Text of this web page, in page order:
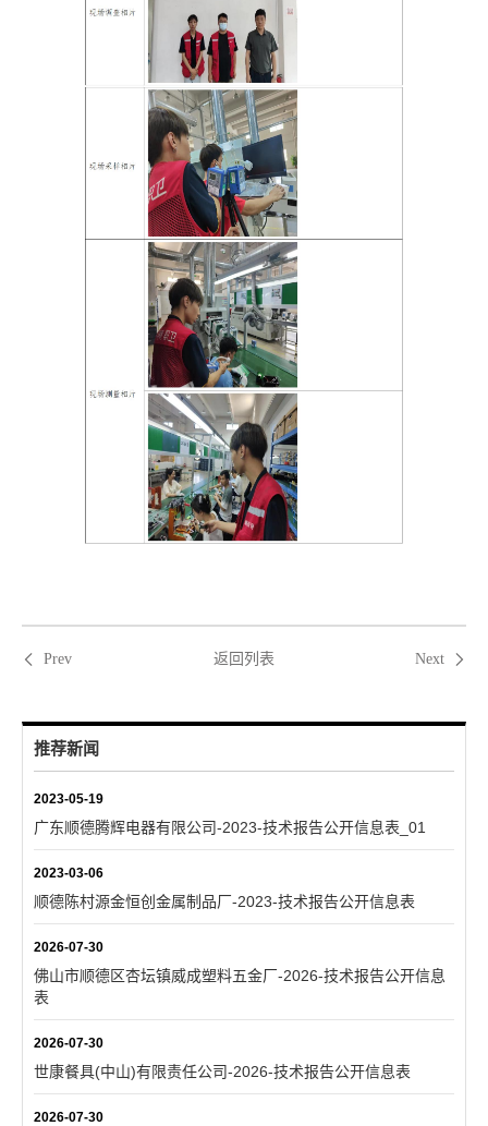
Prev 返回列表 Next
推荐新闻
2023-05-19
广东顺德腾辉电器有限公司-2023-技术报告公开信息表_01
2023-03-06
顺德陈村源金恒创金属制品厂-2023-技术报告公开信息表
2026-07-30
佛山市顺德区杏坛镇威成塑料五金厂-2026-技术报告公开信息
表
2026-07-30
世康餐具(中山)有限责任公司-2026-技术报告公开信息表
2026-07-30